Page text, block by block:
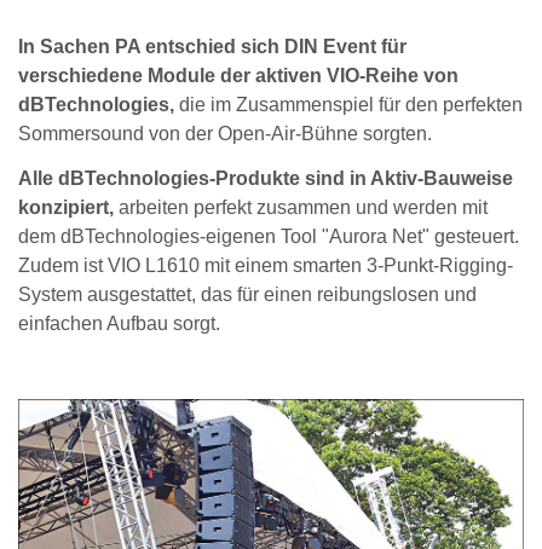
In Sachen PA entschied sich DIN Event für
verschiedene Module der aktiven VIO-Reihe von
dBTechnologies, die im Zusammenspiel für den perfekten
Sommersound von der Open-Air-Bühne sorgten.
Alle dBTechnologies-Produkte sind in Aktiv-Bauweise
konzipiert, arbeiten perfekt zusammen und werden mit
dem dBTechnologies-eigenen Tool "Aurora Net" gesteuert.
Zudem ist VIO L1610 mit einem smarten 3-Punkt-Rigging-
System ausgestattet, das für einen reibungslosen und
einfachen Aufbau sorgt.